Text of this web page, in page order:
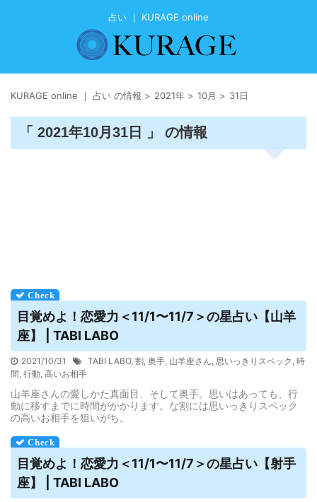
占い ｜ KURAGE online
KURAGE online ｜ 占い の情報 > 2021年 > 10月 > 31日
「 2021年10月31日 」 の情報
目覚めよ！恋愛力＜11/1〜11/7＞の星占い 【山羊
座】 | TABI LABO
2021/10/31 TABI LABO, 割, 奥手, 山羊座さん, 思いっきりスペック , 時
間, 行動, 高いお相手
山羊座さんの愛しかた真面目、そして奥手。思いはあっても、行
動に移すまでに時間がかかります。な割には思いっきりスペック
の高いお相手を狙いがち。
目覚めよ！恋愛力＜11/1〜11/7＞の星占い 【射手
座】 | TABI LABO